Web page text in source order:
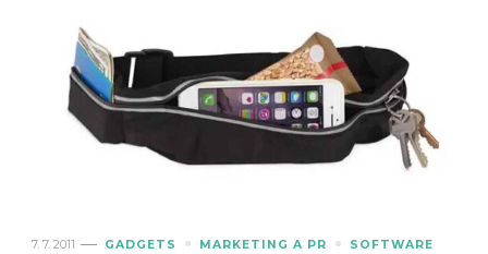
7. 7. 2011 GADGETS MARKETING A PR SOFTWARE